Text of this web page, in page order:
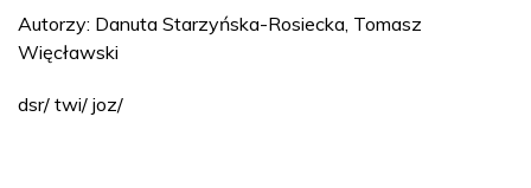
Autorzy: Danuta Starzyńska-Rosiecka, Tomasz
Więcławski
dsr/ twi/ joz/